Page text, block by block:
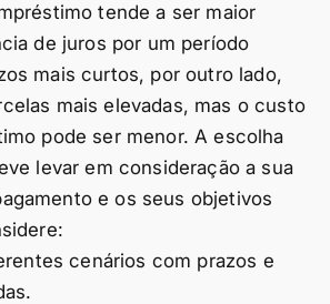
tende a ser maior
de juros por um período
mais curtos, por outro lado,
mais elevadas, mas o custo
pode ser menor. A escolha
levar em consideração a sua
e os seus objetivos
cenários com prazos e